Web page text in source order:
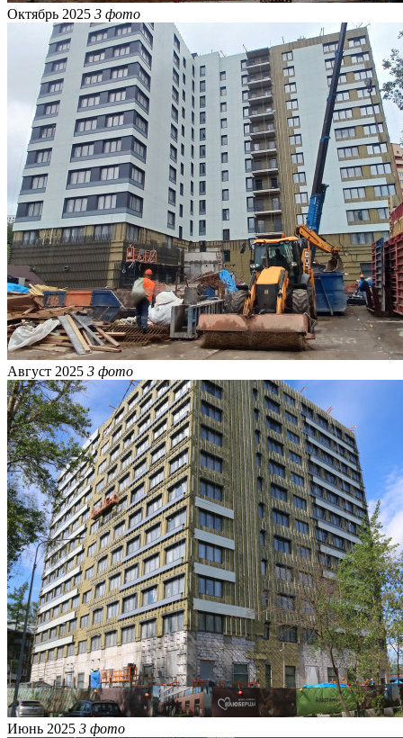
Октябрь 2025 3 фото
Август 2025 3 фото
Июнь 2025 3 фото